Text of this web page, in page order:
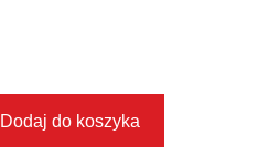
Dodaj do koszyka